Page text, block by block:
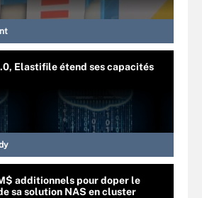
Elastifile étend ses capacités
additionnels pour doper le
sa solution NAS en cluster